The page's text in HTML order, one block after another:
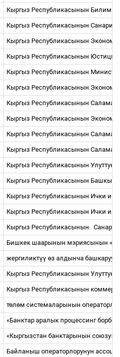
Кыргыз Республикасынын Билим
Кыргыз Республикасынын
Кыргыз Республикасынын
Кыргыз Республикасынын Юстиция
Кыргыз Республикасынын
Кыргыз Республикасынын
Кыргыз Республикасынын
Кыргыз Республикасынын
Кыргыз Республикасынын
Кыргыз Республикасынын
Кыргыз Республикасынын Улуттук
Кыргыз Республикасынын Башкы
Кыргыз Республикасынын Ички
Кыргыз Республикасынын Ички
Кыргыз Республикасынын
Бишкек шаарынын мэриясынын
жергиликтүү өз алдынча башкаруу
Кыргыз Республикасынын Улуттук
Кыргыз Республикасынын
төлөм системаларынын
«Банктар аралык процессинг
«Кыргызстан банктарынын
Байланыш операторлорунун